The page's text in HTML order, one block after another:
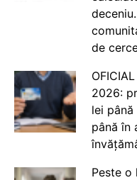
de
2026:
lei
până în
Peste o